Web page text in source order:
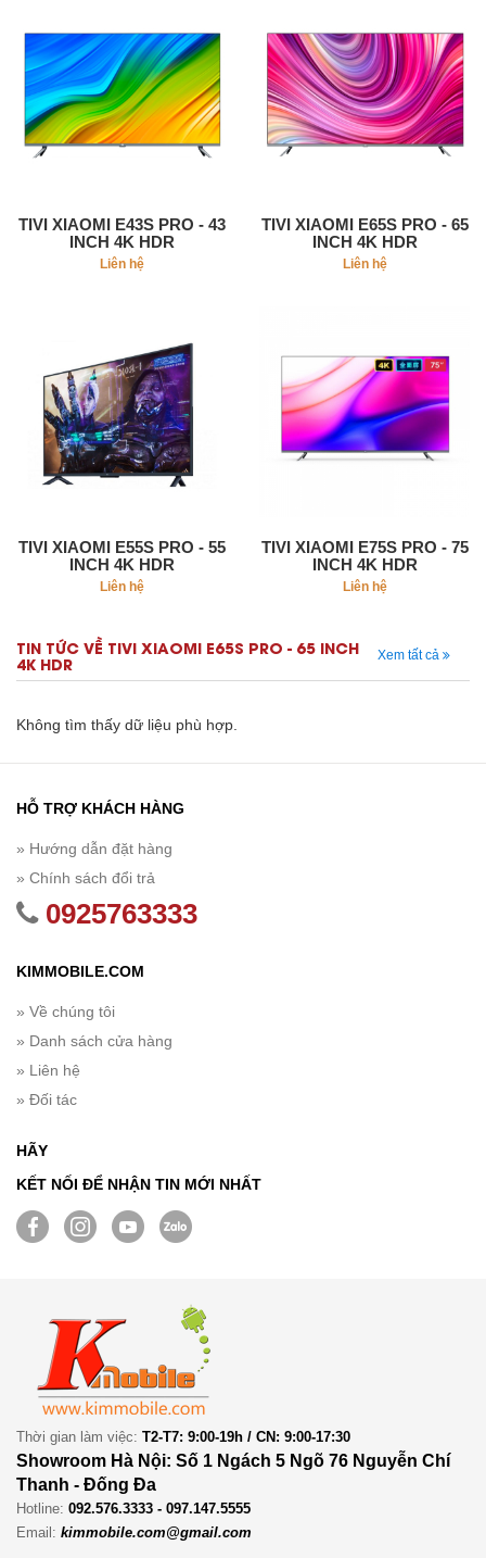
TIVI XIAOMI E43S PRO - 43
INCH 4K HDR
Liên hệ
TIVI XIAOMI E65S PRO - 65
INCH 4K HDR
Liên hệ
TIVI XIAOMI E55S PRO - 55
INCH 4K HDR
Liên hệ
TIVI XIAOMI E75S PRO - 75
INCH 4K HDR
Liên hệ
TIN TỨC VỀ TIVI XIAOMI E65S PRO - 65 INCH
4K HDR Xem tất cả
Không tìm thấy dữ liệu phù hợp.
HỖ TRỢ KHÁCH HÀNG
» Hướng dẫn đặt hàng
» Chính sách đổi trả
0925763333
KIMMOBILE.COM
» Về chúng tôi
» Danh sách cửa hàng
» Liên hệ
» Đối tác
HÃY
KẾT NỐI ĐỂ NHẬN TIN MỚI NHẤT
Thời gian làm việc: T2-T7: 9:00-19h / CN: 9:00-17:30
Showroom Hà Nội: Số 1 Ngách 5 Ngõ 76 Nguyễn Chí
Thanh - Đống Đa
Hotline: 092.576.3333 - 097.147.5555
Email: kimmobile.com@gmail.com